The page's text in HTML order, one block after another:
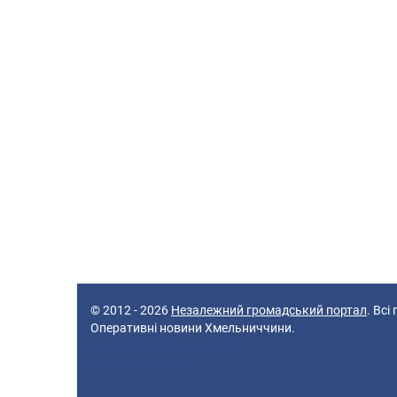
© 2012 - 2026 Незалежний громадський портал. Всі
Оперативні новини Хмельниччини.